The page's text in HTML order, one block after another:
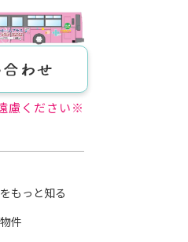
慮ください※
もっと知る
件